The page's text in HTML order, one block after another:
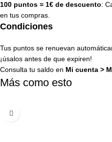
100 puntos = 1€ de descuento:
en tus compras.
Condiciones
Tus puntos se renuevan
¡úsalos antes de que expiren!
Consulta tu saldo en Mi cuenta >
Más como esto